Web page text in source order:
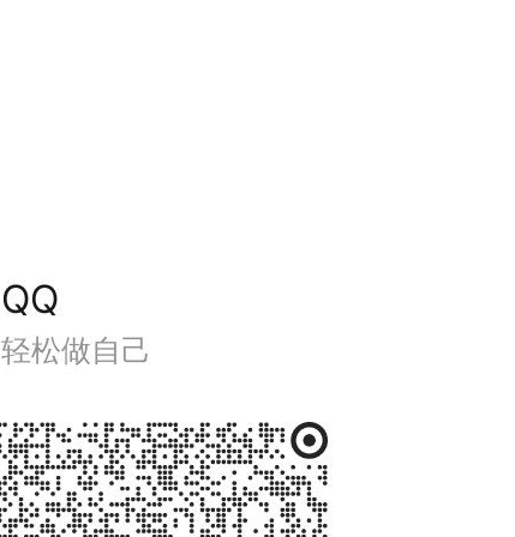
QQ
轻松做自己